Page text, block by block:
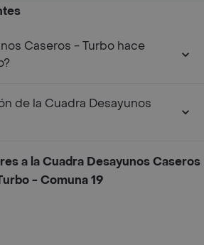
Caseros - Turbo hace
de la Cuadra Desayunos
a la Cuadra Desayunos Caseros
- Comuna 19